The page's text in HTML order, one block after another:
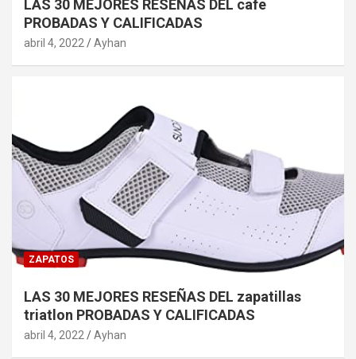
LAS 30 MEJORES RESEÑAS DEL cafe
PROBADAS Y CALIFICADAS
abril 4, 2022 Ayhan
ZAPATOS
LAS 30 MEJORES RESEÑAS DEL zapatillas
triatlon PROBADAS Y CALIFICADAS
abril 4, 2022 Ayhan